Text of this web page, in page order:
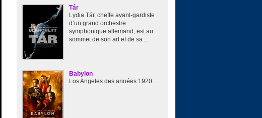
Tár
Lydia Tár, cheffe avant-gardiste
d’un grand orchestre
symphonique allemand, est au
sommet de son art et de sa ...
Babylon
Los Angeles des années 1920 ...